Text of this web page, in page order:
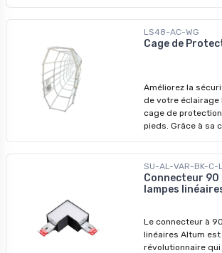
vos bandes LED
suspension haut
efficace. Il permet
facile, et sa
LS48-AC-WG
Cage de
Améliorez la
de votre éclairage
cage de protection
pieds. Grâce à sa
garantissant ainsi
durables.
protection
de favoriser la
minimiser les
SU-AL-VAR-BK-C-L
Connecteur 90
lampes
Le connecteur à
linéaires Altum
révolutionnaire